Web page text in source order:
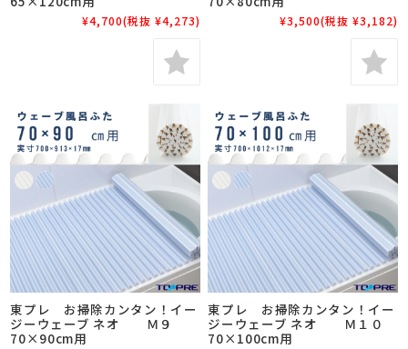
¥4,700(税抜 ¥4,273) ¥3,500(税抜 ¥3,182)
東プレ お掃除カンタン！イー
ジーウェーブ ネオ Ｍ９
70×90cm用
東プレ お掃除カンタン！イー
ジーウェーブ ネオ Ｍ１０
70×100cm用